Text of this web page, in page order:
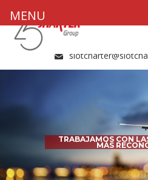
TRABAJAMOS CON
MÁS
MENU